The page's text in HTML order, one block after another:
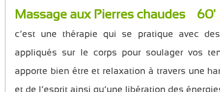
Massage aux Pierres chaudes
c’est une thérapie qui se pratique avec
appliqués sur le corps pour soulager vos
apporte bien être et relaxation à travers une
et de l’esprit ainsi qu’une libération des